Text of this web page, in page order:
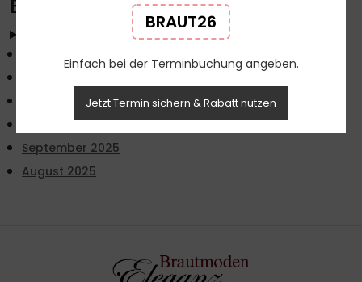
Beiträge nach Monaten
August 2025
Oktober 2025
September 2025
August 2025
BRAUT26
Einfach bei der Terminbuchung angeben.
Jetzt Termin sichern & Rabatt nutzen